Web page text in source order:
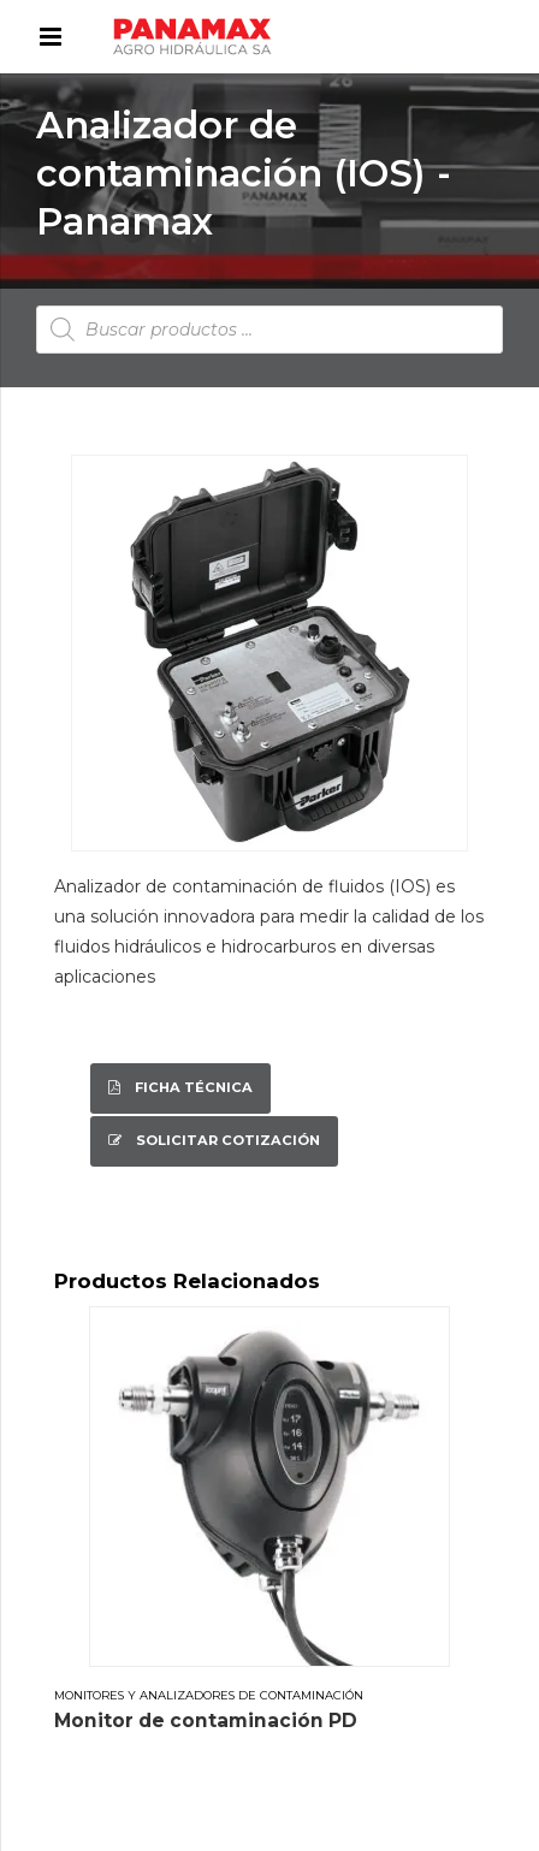
Analizador de
contaminación (IOS) -
Panamax
Búsqueda
de
Analizador de contaminación de fluidos (IOS) es
una solución innovadora para medir la calidad de los
fluidos hidráulicos e hidrocarburos en diversas
aplicaciones
FICHA TÉCNICA
SOLICITAR COTIZACIÓN
Productos Relacionados
MONITORES Y ANALIZADORES DE CONTAMINACIÓN
Monitor de contaminación PD